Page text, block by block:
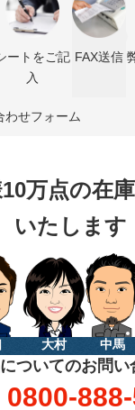
ートをご記
入
FAX送信
せフォーム
万点の在
いたします
大村 中馬
ついてのお問い
0800-